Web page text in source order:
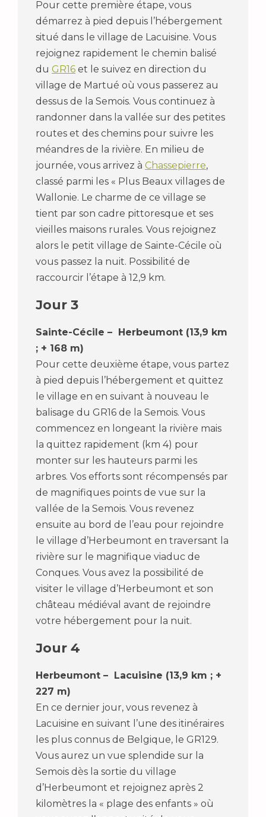
Pour cette première étape, vous
démarrez à pied depuis l’hébergement
situé dans le village de Lacuisine. Vous
rejoignez rapidement le chemin balisé
du GR16 et le suivez en direction du
village de Martué où vous passerez au
dessus de la Semois. Vous continuez à
randonner dans la vallée sur des petites
routes et des chemins pour suivre les
méandres de la rivière. En milieu de
journée, vous arrivez à Chassepierre,
classé parmi les « Plus Beaux villages de
Wallonie. Le charme de ce village se
tient par son cadre pittoresque et ses
vieilles maisons rurales. Vous rejoignez
alors le petit village de Sainte-Cécile où
vous passez la nuit. Possibilité de
raccourcir l’étape à 12,9 km.
Jour 3
Sainte-Cécile – Herbeumont (13,9 km
; + 168 m)
Pour cette deuxième étape, vous partez
à pied depuis l’hébergement et quittez
le village en en suivant à nouveau le
balisage du GR16 de la Semois. Vous
commencez en longeant la rivière mais
la quittez rapidement (km 4) pour
monter sur les hauteurs parmi les
arbres. Vos efforts sont récompensés par
de magnifiques points de vue sur la
vallée de la Semois. Vous revenez
ensuite au bord de l’eau pour rejoindre
le village d’Herbeumont en traversant la
rivière sur le magnifique viaduc de
Conques. Vous avez la possibilité de
visiter le village d’Herbeumont et son
château médiéval avant de rejoindre
votre hébergement pour la nuit.
Jour 4
Herbeumont – Lacuisine (13,9 km ; +
227 m)
En ce dernier jour, vous revenez à
Lacuisine en suivant l’une des itinéraires
les plus connus de Belgique, le GR129.
Vous aurez un vue splendide sur la
Semois dès la sortie du village
d’Herbeumont et rejoignez après 2
kilomètres la « plage des enfants » où